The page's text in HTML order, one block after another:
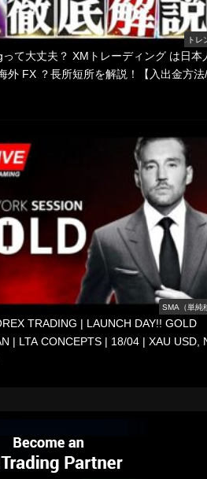
トレ
って大丈夫？ XMトレーディング は日本
外 FX ？長所短所を解説！【入出金方法
SMA（単純
TRADING | LAUNCH DAY!! GOLD
| LTA CONCEPTS | 18/04 | XAU USD,